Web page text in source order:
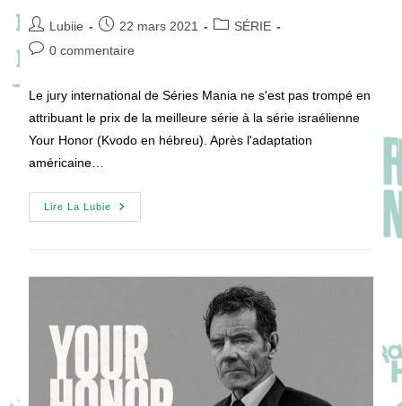
Auteur/autrice
de
Lubiie
Publication
publiée :
22 mars 2021
PostSÉRIE
Commentaires
publication :
0 commentaire
Le jury international de Séries Mania ne s'est pas trompé en
attribuant le prix de la meilleure série à la série israélienne
Your Honor (Kvodo en hébreu). Après l'adaptation
américaine…
Lire La Lubie
UN
HOMME
Série
Originale
!